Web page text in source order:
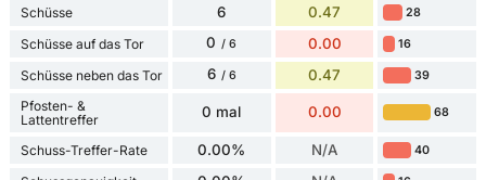
Schüsse 6 0.47 28
Schüsse auf das Tor 0 / 6 0.00 16
Schüsse neben das Tor 6 / 6 0.47 39
Pfosten- &
Lattentreffer
0 mal 0.00 68
Schuss-Treffer-Rate 0.00% N/A 40